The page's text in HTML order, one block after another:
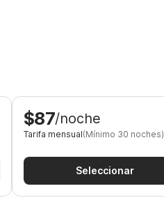
$87/noche
Tarifa mensual(Mínimo 30 noches)
Seleccionar